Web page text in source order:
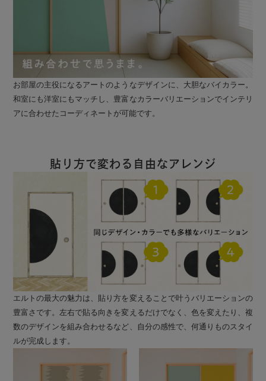
お部屋の主役になるアートのようなデザインに、大胆なバイカラー。
和室にも洋室にもマッチし、豊富なカラーバリエーションでインテリ
アに合わせたコーディネートが可能です。
貼り方で変わる自由なアレンジ
エルトの最大の魅力は、貼り方を変えることで叶うバリエーションの
豊富さです。左右で貼る向きを変えるだけでなく、色を変えたり、複
数のデザインを組み合わせるなど、自分の感性で、何通りものスタイ
ルが完成します。